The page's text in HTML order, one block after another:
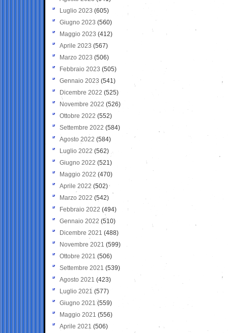
Luglio 2023 (605)
Giugno 2023 (560)
Maggio 2023 (412)
Aprile 2023 (567)
Marzo 2023 (506)
Febbraio 2023 (505)
Gennaio 2023 (541)
Dicembre 2022 (525)
Novembre 2022 (526)
Ottobre 2022 (552)
Settembre 2022 (584)
Agosto 2022 (584)
Luglio 2022 (562)
Giugno 2022 (521)
Maggio 2022 (470)
Aprile 2022 (502)
Marzo 2022 (542)
Febbraio 2022 (494)
Gennaio 2022 (510)
Dicembre 2021 (488)
Novembre 2021 (599)
Ottobre 2021 (506)
Settembre 2021 (539)
Agosto 2021 (423)
Luglio 2021 (577)
Giugno 2021(559)
Maggio 2021 (556)
Aprile 2021 (506)